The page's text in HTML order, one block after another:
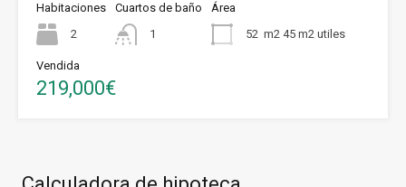
Habitaciones
2
Cuartos de baño
1
Área
52 m2 45 m2 utiles
Vendida
219,000€